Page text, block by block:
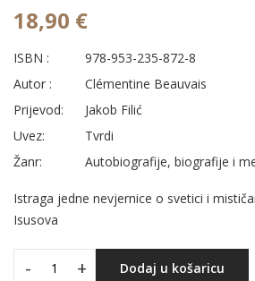
18,90 €
ISBN :
978-953-235-872-8
Autor :
Clémentine Beauvais
Prijevod:
Jakob Filić
Uvez:
Tvrdi
Žanr:
Autobiografije, biografije i
Istraga jedne nevjernice o svetici i
Isusova
- + Dodaj u košaricu